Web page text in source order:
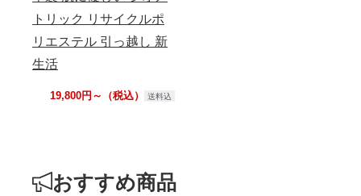
トリック リサイクルポ
リエステル 引っ越し 新
生活
19,800円～（税込） 送料込
おすすめ商品